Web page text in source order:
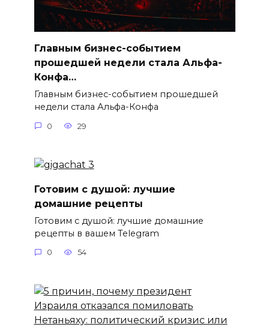
Главным бизнес-событием
прошедшей недели стала Альфа-
Конфа…
Главным бизнес-событием прошедшей
недели стала Альфа-Конфа
0 29
Готовим с душой: лучшие
домашние рецепты
Готовим с душой: лучшие домашние
рецепты в вашем Telegram
0 54